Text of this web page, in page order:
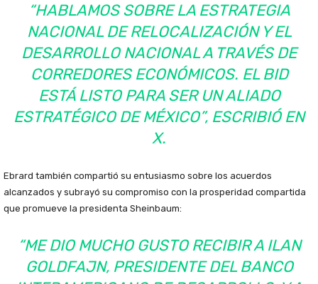
“HABLAMOS SOBRE LA ESTRATEGIA
NACIONAL DE RELOCALIZACIÓN Y EL
DESARROLLO NACIONAL A TRAVÉS DE
CORREDORES ECONÓMICOS. EL BID
ESTÁ LISTO PARA SER UN ALIADO
ESTRATÉGICO DE MÉXICO”, ESCRIBIÓ EN
X.
Ebrard también compartió su entusiasmo sobre los acuerdos
alcanzados y subrayó su compromiso con la prosperidad compartida
que promueve la presidenta Sheinbaum:
“ME DIO MUCHO GUSTO RECIBIR A ILAN
GOLDFAJN, PRESIDENTE DEL BANCO